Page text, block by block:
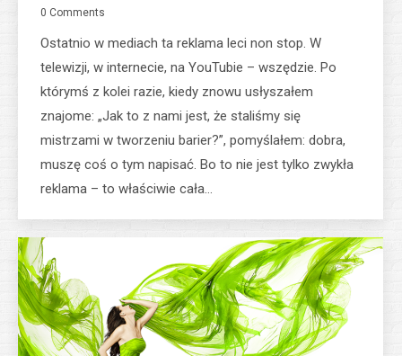
0 Comments
Ostatnio w mediach ta reklama leci non stop. W
telewizji, w internecie, na YouTubie – wszędzie. Po
którymś z kolei razie, kiedy znowu usłyszałem
znajome: „Jak to z nami jest, że staliśmy się
mistrzami w tworzeniu barier?”, pomyślałem: dobra,
muszę coś o tym napisać. Bo to nie jest tylko zwykła
reklama – to właściwie cała…